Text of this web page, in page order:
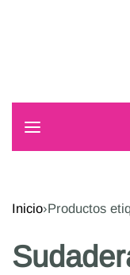
Inicio›Productos